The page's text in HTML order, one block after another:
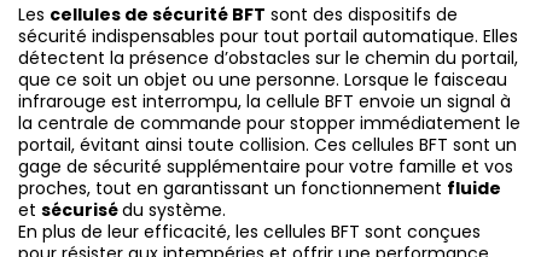
Les cellules de sécurité BFT sont des dispositifs de
sécurité indispensables pour tout portail automatique. Elles
détectent la présence d’obstacles sur le chemin du portail,
que ce soit un objet ou une personne. Lorsque le faisceau
infrarouge est interrompu, la cellule BFT envoie un signal à
la centrale de commande pour stopper immédiatement le
portail, évitant ainsi toute collision. Ces cellules BFT sont un
gage de sécurité supplémentaire pour votre famille et vos
proches, tout en garantissant un fonctionnement fluide
et sécurisédu système.
En plus de leur efficacité, les cellules BFT sont conçues